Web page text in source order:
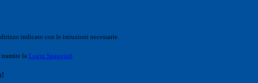
indicato con le istruzioni necessarie.
tramite la Login Spaggiari